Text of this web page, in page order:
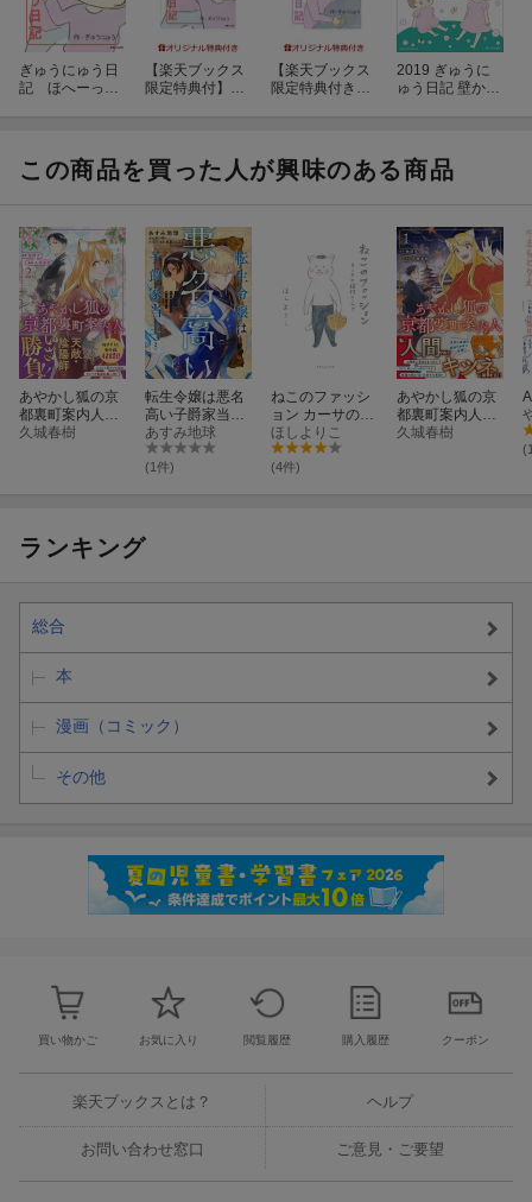
ぎゅうにゅう日
記 ほへーっと
ク
【楽天ブックス
限定特典付】ぎ
らどうでもいい
日々のキロク
【楽天ブックス
限定特典付き】
キロク
2019 ぎゅうに
ゅう日記 壁かけ
この商品を買った人が興味のある商品
あやかし狐の京
都裏町案内人
（2）
久城春樹
転生令嬢は悪名
高い子爵家当主
2 〜領地運営の
ための契約結
婚、承りまし
あすみ地球
(1件)
ねこのファッシ
ョン カーサの猫
村さん 7
ほしよりこ
(4件)
あやかし狐の京
都裏町案内人
（1）
久城春樹
ランキング
総合
本
漫画（コミック）
その他
買い物かご お気に入り 閲覧履歴 購入履歴 クーポン
楽天ブックスとは？ ヘルプ
お問い合わせ窓口 ご意見・ご要望